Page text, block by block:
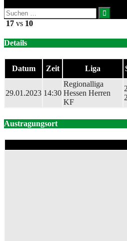
Suchen
nach:
17 vs 10
Details
Datum Zeit Liga
29.01.2023 14:30
Regionalliga
Hessen Herren
KF
Austragungsort